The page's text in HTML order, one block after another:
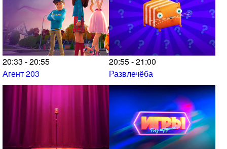
20:33 - 20:55
Агент 203
20:55 - 21:00
Развлечёба